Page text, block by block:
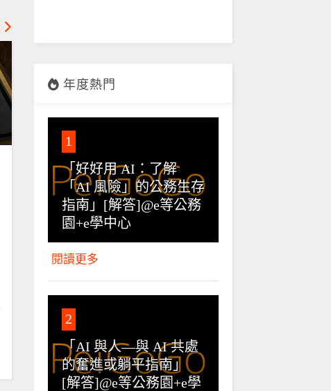
年度熱門
1
「好好用 AI：了解
「AI 風險」的公務生存
指南」[解答]@e等公務
園+e學中心
閱讀更多
2
「AI 與人—與 AI 共處
的奮進或躺平指南」
[解答]@e等公務園+e學